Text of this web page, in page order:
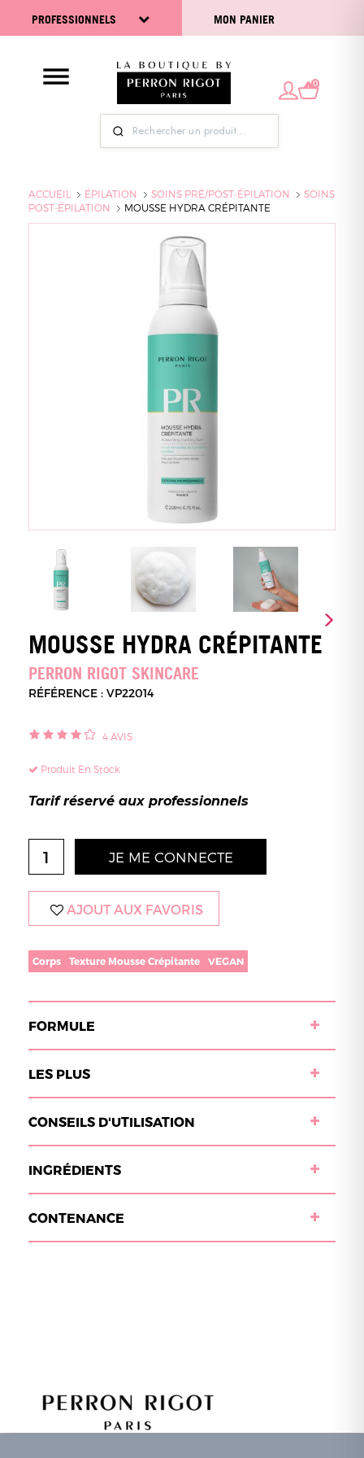
PROFESSIONNELS MON PANIER
0
ACCUEIL ÉPILATION SOINS PRÉ/POST-ÉPILATION
SOINS
POST-ÉPILATION
MOUSSE HYDRA CRÉPITANTE
MOUSSE HYDRA CRÉPITANTE
PERRON RIGOT SKINCARE
RÉFÉRENCE : VP22014
4 AVIS
Produit En Stock
Tarif réservé aux professionnels
JE ME CONNECTE
AJOUT AUX FAVORIS
Corps Texture Mousse Crépitante VEGAN
FORMULE
LES PLUS
CONSEILS D'UTILISATION
INGRÉDIENTS
CONTENANCE